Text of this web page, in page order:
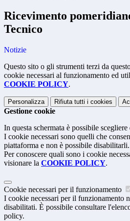
Ricevimento
Tecnico
Notizie
Questo sito o gli strumenti terzi da
cookie necessari al funzionamento ed
COOKIE POLICY.
Personalizza Rifiuta tutti i cookies
Gestione cookie
In questa schermata è possibile
I cookie necessari sono quelli che
piattaforma e non è possibile disabilitarli.
Per conoscere quali sono i cookie
visionare la COOKIE POLICY.
Cookie necessari per il funzionamento
I cookie necessari per il funzionamento
disabilitati. È possibile consultare
policy.